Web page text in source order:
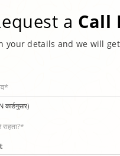
start a
your details and we will
कार्डनुसार)
राहता?*